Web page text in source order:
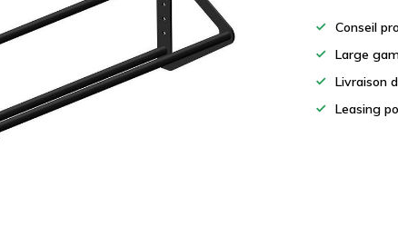
Conseil
Large
Livraison
Leasing